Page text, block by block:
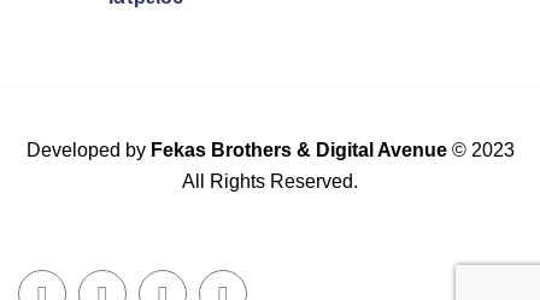
Developed by Fekas Brothers& Digital Avenue© 2023
All Rights Reserved.